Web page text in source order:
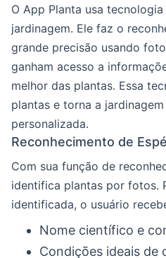
O App Planta usa
jardinagem. Ele faz o
grande precisão usando
ganham acesso a
melhor das plantas. Essa
plantas e torna a
personalizada.
Reconhecimento de
Com sua função de
identifica plantas por fotos.
identificada, o usuário
Nome científico e
Condições ideais de